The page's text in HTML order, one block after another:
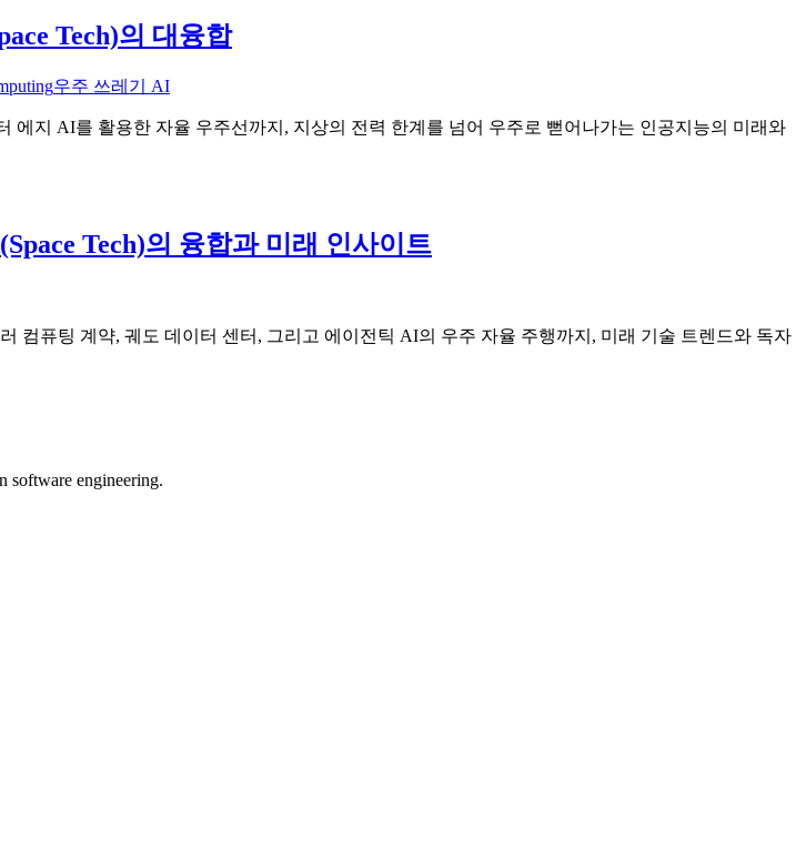
Tech)의 대융합
우주 쓰레기 AI
에지 AI를 활용한 자율 우주선까지, 지상의 전력 한계를 넘어 우주로 뻗어나가는 인공지능의 미래와
Tech)의 융합과 미래 인사이트
컴퓨팅 계약, 궤도 데이터 센터, 그리고 에이전틱 AI의 우주 자율 주행까지, 미래 기술 트렌드와 독자
software engineering.